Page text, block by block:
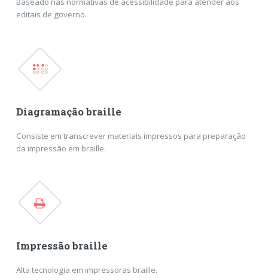
editais de governo.
Diagramação braille
Consiste em transcrever materiais impressos para preparação
da impressão em braille.
Impressão braille
Alta tecnologia em impressoras braille.